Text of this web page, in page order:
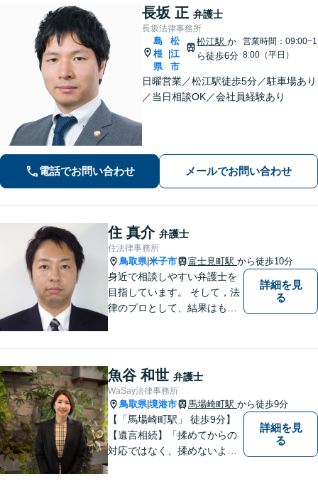
長坂 正 弁護士
長坂法律事務所
島
根
県
松
江
市
松江駅 か
ら徒歩6分
営業時間：09:00~1
8:00（平日）
日曜営業／松江駅徒歩5分／駐車場あり
／当日相談OK／会社員経験あり
電話でお問い合わせ メールでお問い合わせ
住 真介 弁護士
住法律事務所
鳥取県|米子市 富士見町駅 から徒歩10分
身近で相談しやすい弁護士を
目指しています。 そして，法
律のプロとして、結果はもち
依頼者様の心を理解し，寄り
添いながら問題い解決のサポ
ートを心がけています。
詳細を見
る
魚谷 和世 弁護士
WaSay法律事務所
鳥取県|境港市 馬場崎町駅 から徒歩9分
【「馬場崎町駅」 徒歩9分】
【遺言相続】「揉めてからの
対応ではなく、揉めないよう
詳細を見
る